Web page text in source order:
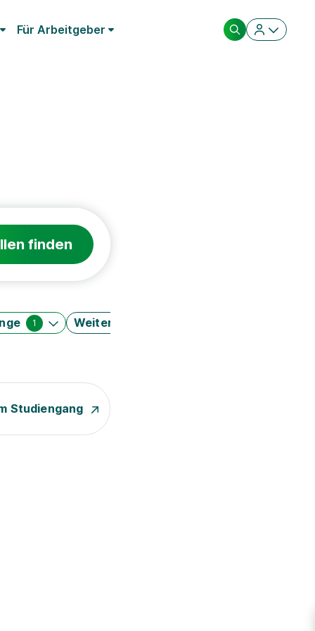
Für Arbeitgeber
finden
1 Weitere Filter
Studiengang